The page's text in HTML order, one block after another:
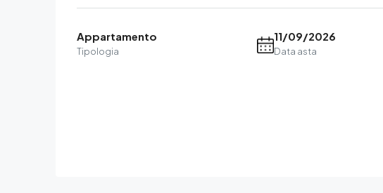
Appartamento
Tipologia
11/09/2026
Data asta